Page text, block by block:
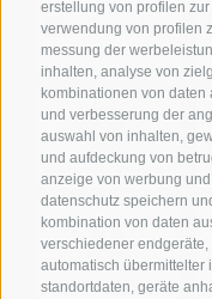
erstellung von profilen
verwendung von profilen
messung der
inhalten, analyse von
kombinationen von
und verbesserung der
auswahl von inhalten,
und aufdeckung von
anzeige von werbung
datenschutz speichern
kombination von daten
verschiedener
automatisch
standortdaten, geräte